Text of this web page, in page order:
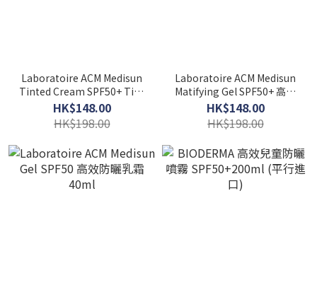
Laboratoire ACM Medisun
Tinted Cream SPF50+ Tint
(膚色美白/）
HK$148.00
HK$198.00
Laboratoire ACM Medisun
Matifying Gel SPF50+ 高效
防曬控油乳霜40ml
HK$148.00
HK$198.00